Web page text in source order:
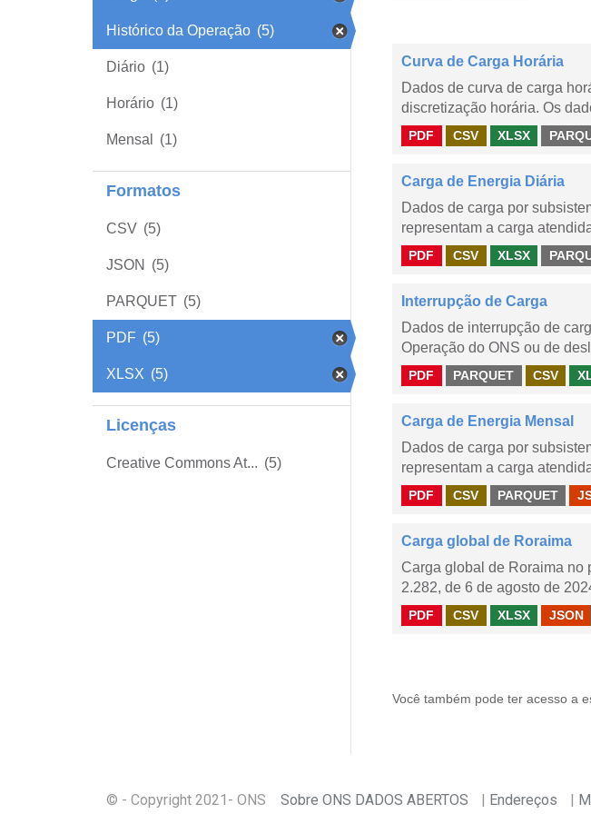
Histórico da Operação (5)
Diário (1)
Horário (1)
Mensal (1)
Formatos
CSV (5)
JSON (5)
PARQUET (5)
PDF (5)
XLSX (5)
Licenças
Creative Commons At... (5)
Curva de Carga Horária
Dados de curva de carga
discretização horária. Os
PDF CSV XLSX
Carga de Energia Diária
Dados de carga por
representam a carga
PDF CSV XLSX
Interrupção de Carga
Dados de interrupção de
Operação do ONS ou de
PDF PARQUET CSV
Carga de Energia Mensal
Dados de carga por
representam a carga
PDF CSV PARQUET
Carga global de Roraima
Carga global de Roraima no
2.282, de 6 de agosto de
PDF CSV XLSX JSON
Você também pode ter acesso a
© - Copyright 2021 - ONS Sobre ONS DADOS ABERTOS Endereços